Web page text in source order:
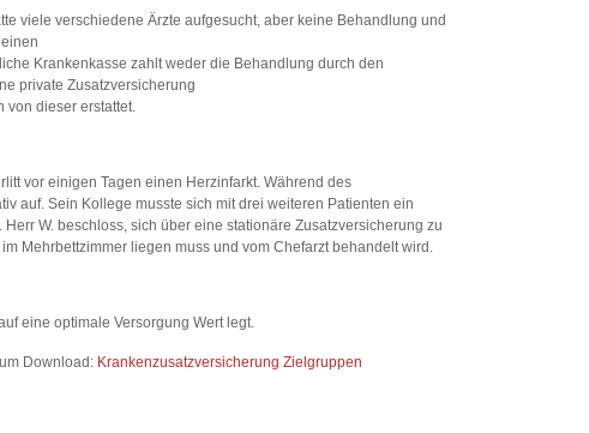
viele verschiedene Ärzte aufgesucht, aber keine Behandlung und
Krankenkasse zahlt weder die Behandlung durch den
private Zusatzversicherung
von dieser erstattet.
vor einigen Tagen einen Herzinfarkt. Während des
auf. Sein Kollege musste sich mit drei weiteren Patienten ein
W. beschloss, sich über eine stationäre Zusatzversicherung zu
Mehrbettzimmer liegen muss und vom Chefarzt behandelt wird.
eine optimale Versorgung Wert legt.
Download: Krankenzusatzversicherung Zielgruppen